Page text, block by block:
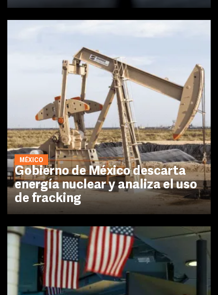
MÉXICO
Gobierno de México descarta
energía nuclear y analiza el uso
de fracking